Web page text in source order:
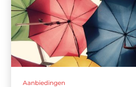
Aanbiedingen